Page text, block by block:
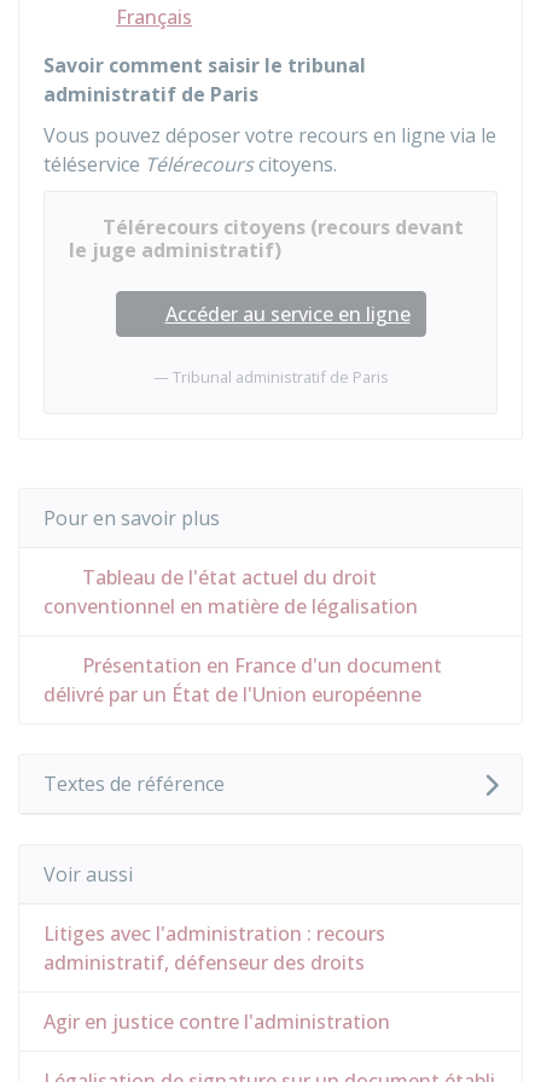
Français
Savoir comment saisir le tribunal
administratif de Paris
Vous pouvez déposer votre recours en ligne via le
téléservice Télérecourscitoyens.
Télérecours citoyens (recours devant
le juge administratif)
Accéder au service en ligne
Tribunal administratif de Paris
Pour en savoir plus
Tableau de l'état actuel du droit
conventionnel en matière de légalisation
Présentation en France d'un document
délivré par un État de l'Union européenne
Textes de référence
Voir aussi
Litiges avec l'administration : recours
administratif, défenseur des droits
Agir en justice contre l'administration